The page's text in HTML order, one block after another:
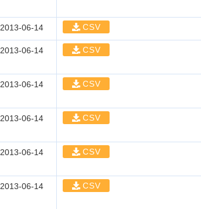
2013-06-14 CSV
2013-06-14 CSV
2013-06-14 CSV
2013-06-14 CSV
2013-06-14 CSV
2013-06-14 CSV